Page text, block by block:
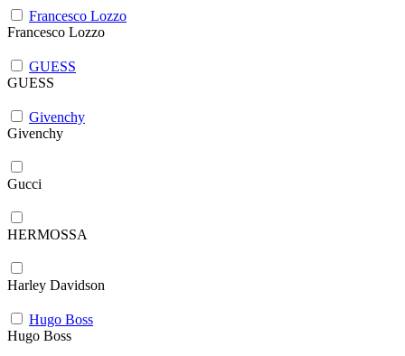
Francesco Lozzo
Francesco Lozzo
GUESS
GUESS
Givenchy
Givenchy
Gucci
HERMOSSA
Harley Davidson
Hugo Boss
Hugo Boss